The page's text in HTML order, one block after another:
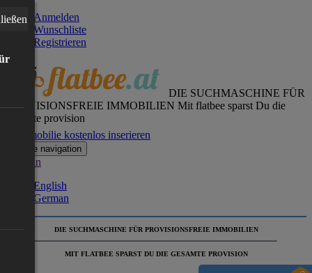
Anmelden
Wunschliste
Registrieren
DIE SUCHMASCHINE FÜR
PROVISIONSFREIE IMMOBILIEN Mit flatbee sparst Du die
gesamte provision
Immobilie kostenlos inserieren
Toggle navigation
German
English
German
DIE SUCHMASCHINE FÜR PROVISIONSFREIE IMMOBILIEN
MIT FLATBEE SPARST DU DIE GESAMTE PROVISION